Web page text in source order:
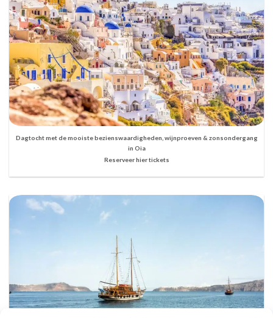
Dagtocht met de mooiste bezienswaardigheden, wijnproeven & zonsondergang
in Oia
Reserveer hier tickets